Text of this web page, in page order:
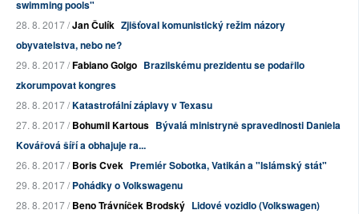
swimming pools"
28. 8. 2017 /Jan Čulík Zjišťoval komunistický režim názory
obyvatelstva, nebo ne?
29. 8. 2017 /Fabiano Golgo Brazilskému prezidentu se podařilo
zkorumpovat kongres
28. 8. 2017 /Katastrofální záplavy v Texasu
27. 8. 2017 /Bohumil Kartous Bývalá ministryně spravedlnosti Daniela
Kovářová šíří a obhajuje ra...
26. 8. 2017 /Boris Cvek Premiér Sobotka, Vatikán a "Islámský stát"
29. 8. 2017 /Pohádky o Volkswagenu
28. 8. 2017 /Beno Trávníček Brodský Lidové vozidlo (Volkswagen)